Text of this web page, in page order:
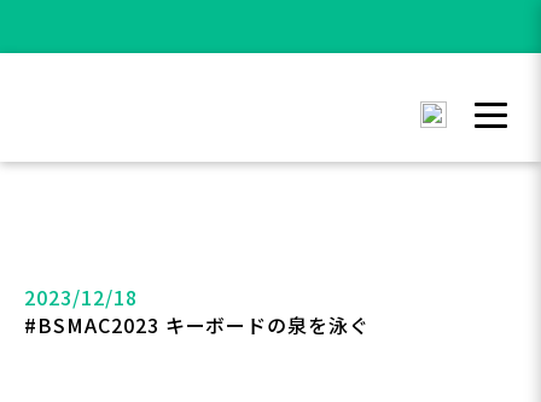
2023/12/18
#BSMAC2023 キーボードの泉を泳ぐ